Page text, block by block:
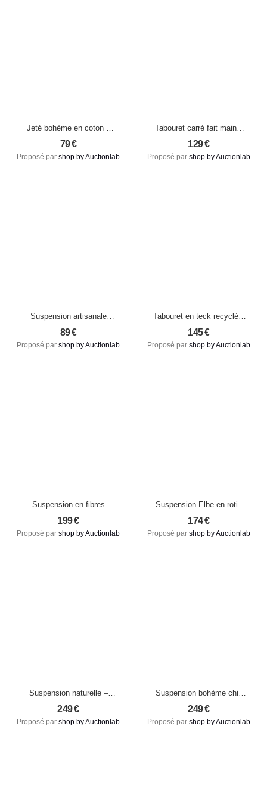
Jeté bohème en coton –
Design noir et blanc avec
franges, fabrication
artisanale Linggah
79€
Proposé par shop by Auctionlab
Tabouret carré fait main –
Bois de trembesi et assise
en rotin tressé, modèle
Subang (neuf)
129€
Proposé par shop by Auctionlab
Suspension artisanale
beige – Motifs lumineux en
rotin tressé, Bali
89€
Proposé par shop by Auctionlab
Tabouret en teck recyclé –
Modèle Yatai M, pièce
artisanale naturelle (neuf)
145€
Proposé par shop by Auctionlab
Suspension en fibres
naturelles – Takuhanki,
design sculptural inspiré du
Japon – L
199€
Proposé par shop by Auctionlab
Suspension Elbe en rotin
naturel – Tressage
artisanal façon cage, taille
M (neuf)
174€
Proposé par shop by Auctionlab
Suspension naturelle –
Tissage indonésien fait
main, esprit bohème
(modèle neuf)
249€
Proposé par shop by Auctionlab
Suspension bohème chic
en rotin noir – The Lobster
Trap
249€
Proposé par shop by Auctionlab